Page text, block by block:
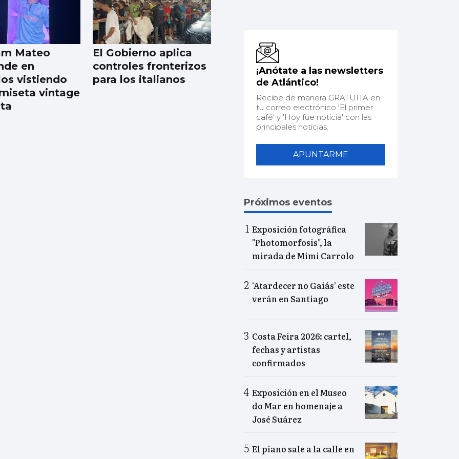
Mateo
en
vistiendo
vintage
El Gobierno aplica
controles fronterizos
para los italianos
¡Anótate a las newsletters
de Atlántico!
Recibe de manera GRATUITA en
tu correo electrónico 'El primer
café' y 'Hoy fue noticia' con las
principales noticias.
APUNTARME
Próximos eventos
Exposición fotográfica
"Photomorfosis", la
mirada de Mimi Carrolo
‘Atardecer no Gaiás’ este
verán en Santiago
Costa Feira 2026: cartel,
fechas y artistas
confirmados
Exposición en el Museo
do Mar en homenaje a
José Suárez
El piano sale a la calle en